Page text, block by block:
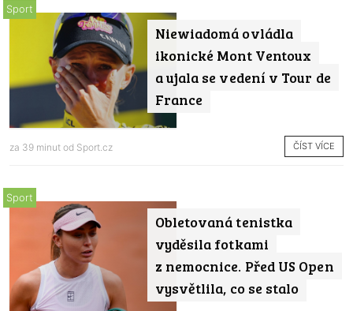
Niewiadomá ovládla
ikonické Mont Ventoux
a ujala se vedení v Tour de
France
Sport
za 39 minut od Sport.cz ČÍST VÍCE
Obletovaná tenistka
vyděsila fotkami
z nemocnice. Před US Open
vysvětlila, co se stalo
Sport